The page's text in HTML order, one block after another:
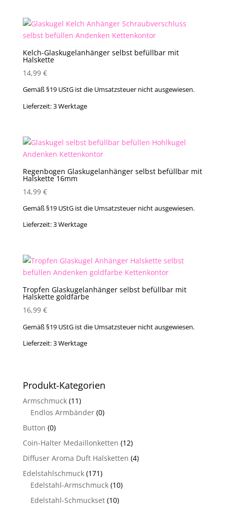
Kelch-Glaskugelanhänger selbst befüllbar mit
Halskette
14,99 €
Gemäß §19 UStG ist die Umsatzsteuer nicht ausgewiesen.
Lieferzeit:3 Werktage
Regenbogen Glaskugelanhänger selbst befüllbar mit
Halskette 16mm
14,99 €
Gemäß §19 UStG ist die Umsatzsteuer nicht ausgewiesen.
Lieferzeit:3 Werktage
Tropfen Glaskugelanhänger selbst befüllbar mit
Halskette goldfarbe
16,99 €
Gemäß §19 UStG ist die Umsatzsteuer nicht ausgewiesen.
Lieferzeit:3 Werktage
Produkt-Kategorien
Armschmuck (11)
Endlos Armbänder (0)
Button (0)
Coin-Halter Medaillonketten (12)
Diffuser Aroma Duft Halsketten (4)
Edelstahlschmuck (171)
Edelstahl-Armschmuck (10)
Edelstahl-Schmuckset (10)